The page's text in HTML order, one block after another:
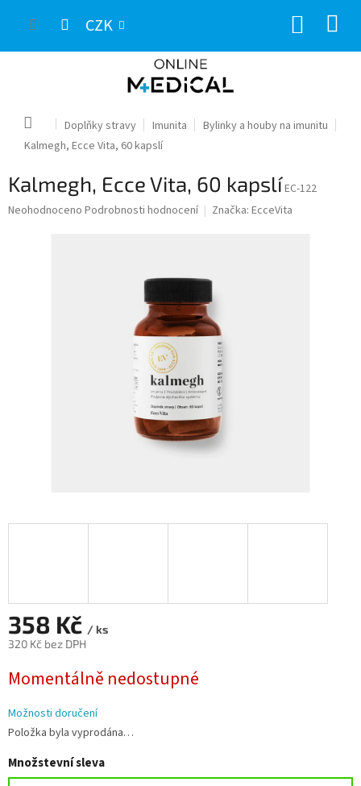
CZK
Domů Doplňky stravy Imunita
Bylinky a houby na imunitu
Kalmegh, Ecce Vita, 60 kapslí
Kalmegh, Ecce Vita, 60 kapslíEC-122
Průměrné
Neohodnoceno Podrobnosti hodnocení Značka: EcceVita
358 Kč / ks
320 Kč bez DPH
cena:
Momentálně nedostupné
Možnosti doručení
Položka byla vyprodána…
Množstevní sleva